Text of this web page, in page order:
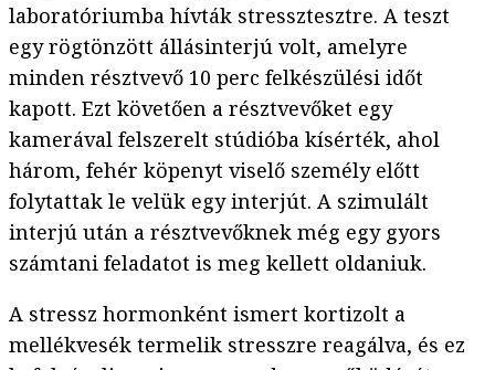
laboratóriumba hívták stressztesztre. A teszt
egy rögtönzött állásinterjú volt, amelyre
minden résztvevő 10 perc felkészülési időt
kapott. Ezt követően a résztvevőket egy
kamerával felszerelt stúdióba kísérték, ahol
három, fehér köpenyt viselő személy előtt
folytattak le velük egy interjút. A szimulált
interjú után a résztvevőknek még egy gyors
számtani feladatot is meg kellett oldaniuk.
A stressz hormonként ismert kortizolt a
mellékvesék termelik stresszre reagálva, és ez